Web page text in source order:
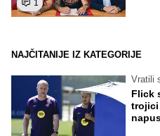
1
NAJČITANIJE IZ KATEGORIJE
Vratili
Flick
trojici